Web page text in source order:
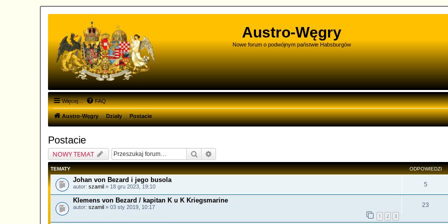
Austro-Węgry
Nowe forum o podwójnym państwie Habsburgów
Więcej… FAQ
Austro-Węgry Działy Postacie
Postacie
NOWY TEMAT Szukaj
TEMATY ODPOWIEDZI
Johan von Bezard i jego busola
autor: szamil » 18 gru 2023, 19:10 5
Klemens von Bezard / kapitan K u K Kriegsmarine
autor: szamil » 03 sty 2019, 10:17
1 2 3
23